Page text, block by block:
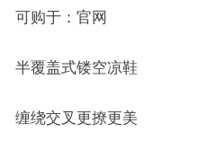
可购于：官网
半覆盖式镂空凉鞋
缠绕交叉更撩更美